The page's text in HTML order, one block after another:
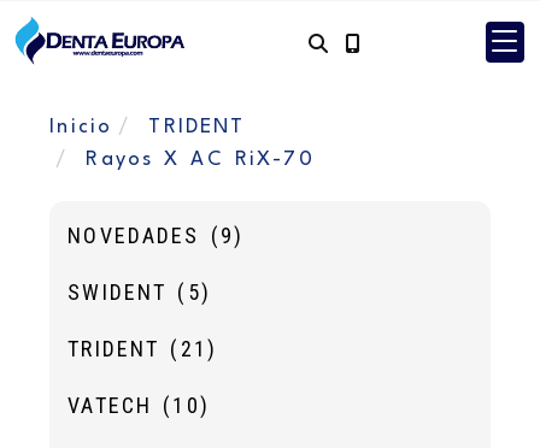
Inicio
TRIDENT
Rayos X AC RiX-70
NOVEDADES (9)
SWIDENT (5)
TRIDENT (21)
VATECH (10)